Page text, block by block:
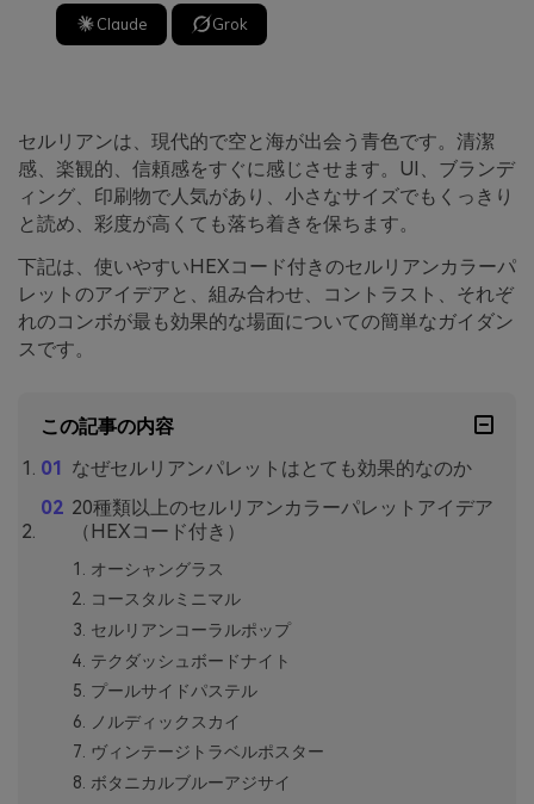
Claude Grok
セルリアンは、現代的で空と海が出会う青色です。清潔
感、楽観的、信頼感をすぐに感じさせます。UI、ブランデ
ィング、印刷物で人気があり、小さなサイズでもくっきり
と読め、彩度が高くても落ち着きを保ちます。
下記は、使いやすいHEXコード付きのセルリアンカラーパ
レットのアイデアと、組み合わせ、コントラスト、それぞ
れのコンボが最も効果的な場面についての簡単なガイダン
スです。
この記事の内容
なぜセルリアンパレットはとても効果的なのか
20種類以上のセルリアンカラーパレットアイデア
（HEXコード付き）
オーシャングラス
コースタルミニマル
セルリアンコーラルポップ
テクダッシュボードナイト
プールサイドパステル
ノルディックスカイ
ヴィンテージトラベルポスター
ボタニカルブルーアジサイ